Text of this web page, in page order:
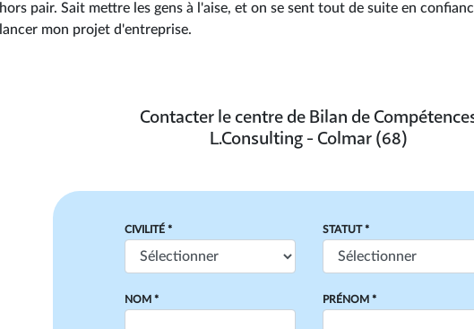
hors pair. Sait mettre les gens à l'aise, et on se sent tout de suite en
lancer mon projet d'entreprise.
Contacter le centre de Bilan de
L.Consulting - Colmar (68)
CIVILITÉ * STATUT *
NOM * PRÉNOM *